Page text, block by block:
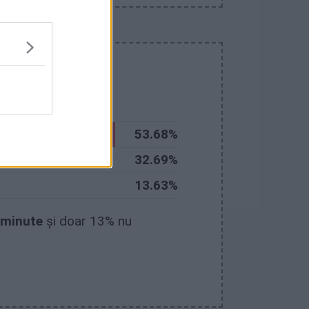
53.68%
32.69%
13.63%
și doar 13% nu